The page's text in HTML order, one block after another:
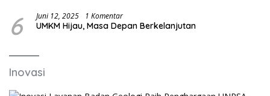
6 Juni 12, 2025 1 Komentar
UMKM Hijau, Masa Depan Berkelanjutan
Inovasi